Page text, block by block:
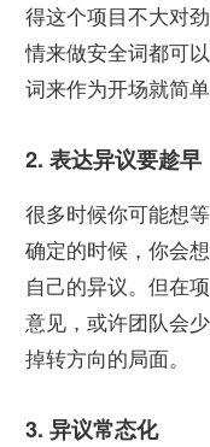
得这个项目不大对
情来做安全词都可
词来作为开场就简单
2. 表达异议要趁早
很多时候你可能想
确定的时候，你会
自己的异议。但在
意见，或许团队会
掉转方向的局面。
3. 异议常态化